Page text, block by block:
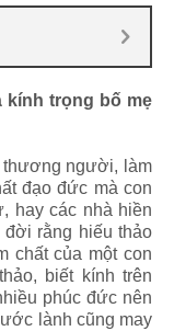
kính trọng bố mẹ
thương người, làm
đạo đức mà con
hay các nhà hiền
rằng hiếu thảo
chất của một con
biết kính trên
phúc đức nên
lành cũng may